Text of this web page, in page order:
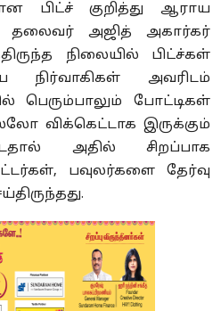
பிட்ச் குறித்து ஆராய
தலைவர் அஜித் அகார்கர்
நிலையில் பிட்ச்கள்
நிர்வாகிகள் அவரிடம்
பெரும்பாலும் போட்டிகள்
விக்கெட்டாக இருக்கும்
அதில் சிறப்பாக
பவுலர்களை தேர்வு